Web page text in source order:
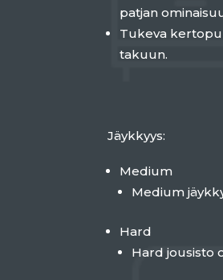
patjan
Tukeva
takuun.
Jäykkyys:
Medium
Medium
Hard
Hard jousisto